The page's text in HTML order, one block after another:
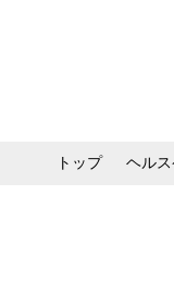
トップ ヘル